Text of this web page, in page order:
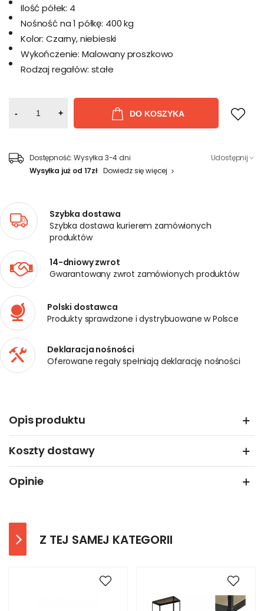
Ilość półek: 4
Nośność na 1 półkę: 400 kg
Kolor: Czarny, niebieski
Wykończenie: Malowany proszkowo
Rodzaj regałów: stałe
- + DO KOSZYKA
Dostępność: Wysyłka 3-4 dni
Wysyłka już od 17zł Dowiedz się więcej
Udostępnij
Szybka dostawa
Szybka dostawa kurierem zamówionych
produktów
14-dniowy zwrot
Gwarantowany zwrot zamówionych produktów
Polski dostawca
Produkty sprawdzone i dystrybuowane w Polsce
Deklaracja nośności
Oferowane regały spełniają deklarację nośności
Opis produktu
Koszty dostawy
Opinie
Z TEJ SAMEJ KATEGORII